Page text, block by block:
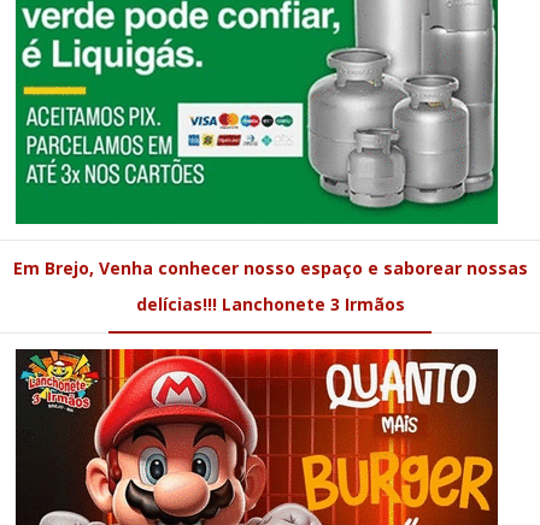
Em Brejo, Venha conhecer nosso espaço e saborear nossas
delícias!!! Lanchonete 3 Irmãos